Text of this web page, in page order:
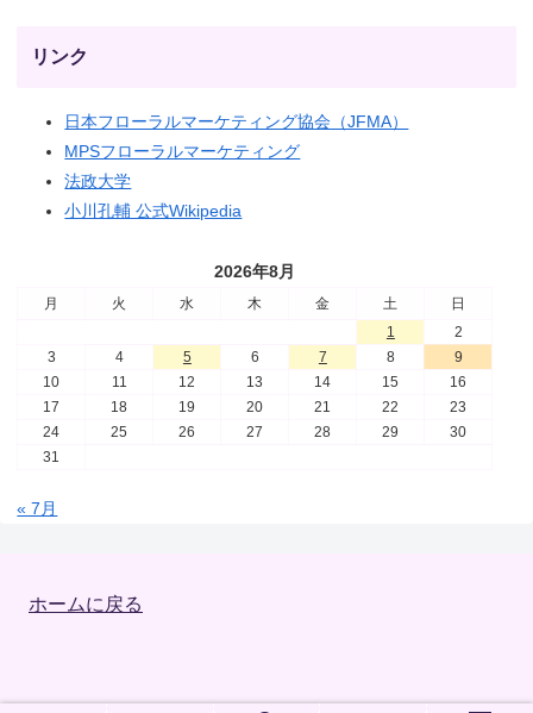
リンク
日本フローラルマーケティング協会（JFMA）
MPSフローラルマーケティング
法政大学
小川孔輔 公式Wikipedia
2026年8月
月 火 水 木 金 土
日
1
2
3
4 5 6 7 8
9
10
11 12 13 14 15
16
17
18 19 20 21 22
23
24
25 26 27 28 29
30
31
« 7月
ホームに戻る